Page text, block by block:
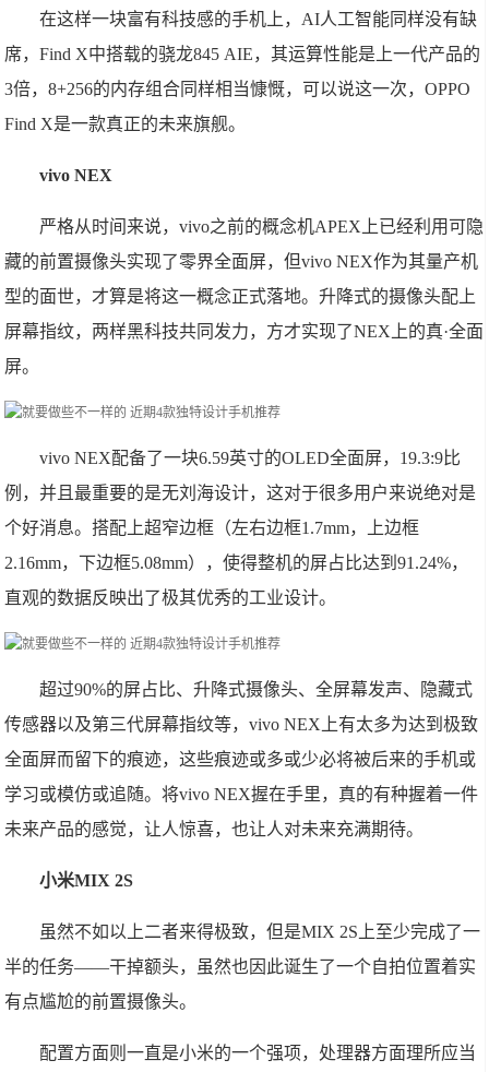
在这样一块富有科技感的手机上，AI人工智能同样没有缺
席，Find X中搭载的骁龙845 AIE，其运算性能是上一代产品的
3倍，8+256的内存组合同样相当慷慨，可以说这一次，OPPO
Find X是一款真正的未来旗舰。
vivo NEX
严格从时间来说，vivo之前的概念机APEX上已经利用可隐
藏的前置摄像头实现了零界全面屏，但vivo NEX作为其量产机
型的面世，才算是将这一概念正式落地。升降式的摄像头配上
屏幕指纹，两样黑科技共同发力，方才实现了NEX上的真·全面
屏。
vivo NEX配备了一块6.59英寸的OLED全面屏，19.3:9比
例，并且最重要的是无刘海设计，这对于很多用户来说绝对是
个好消息。搭配上超窄边框（左右边框1.7mm，上边框
2.16mm，下边框5.08mm），使得整机的屏占比达到91.24%，
直观的数据反映出了极其优秀的工业设计。
超过90%的屏占比、升降式摄像头、全屏幕发声、隐藏式
传感器以及第三代屏幕指纹等，vivo NEX上有太多为达到极致
全面屏而留下的痕迹，这些痕迹或多或少必将被后来的手机或
学习或模仿或追随。将vivo NEX握在手里，真的有种握着一件
未来产品的感觉，让人惊喜，也让人对未来充满期待。
小米MIX 2S
虽然不如以上二者来得极致，但是MIX 2S上至少完成了一
半的任务——干掉额头，虽然也因此诞生了一个自拍位置着实
有点尴尬的前置摄像头。
配置方面则一直是小米的一个强项，处理器方面理所应当